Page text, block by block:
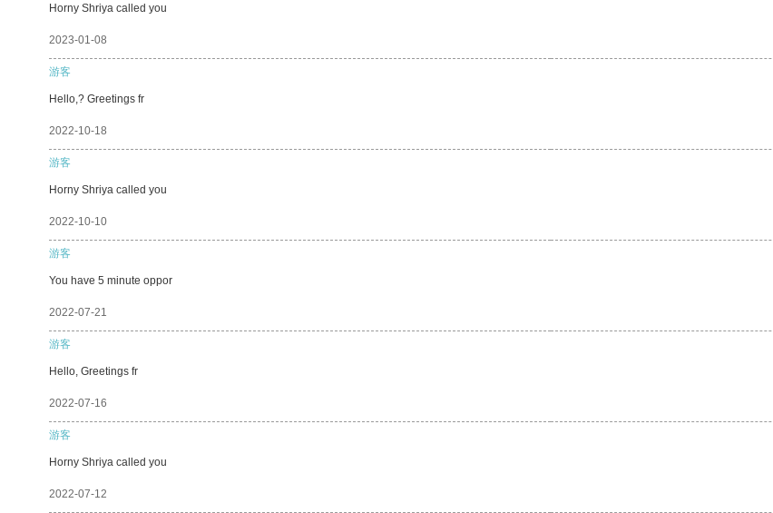
Horny Shriya called you
2023-01-08
游客
Hello,? Greetings fr
2022-10-18
游客
Horny Shriya called you
2022-10-10
游客
You have 5 minute oppor
2022-07-21
游客
Hello, Greetings fr
2022-07-16
游客
Horny Shriya called you
2022-07-12